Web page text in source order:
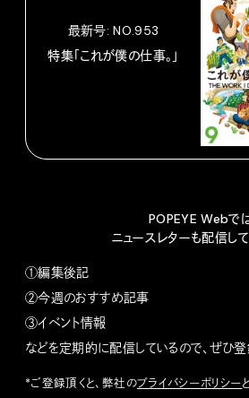
最新号: NO.953
特集「これが僕の仕事。」
POPEYE Webで
ニュースレターも配信して
①編集後記
②今週のおすすめ記事
③イベント情報
などを定期的に配信しているので、ぜひ登
*ご登録頂くと、弊社のプライバシーポリシー